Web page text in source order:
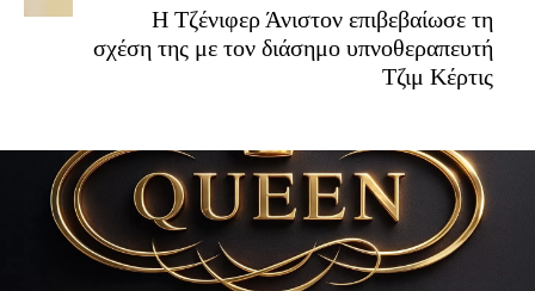
Η Τζένιφερ Άνιστον επιβεβαίωσε τη
σχέση της με τον διάσημο υπνοθεραπευτή
Τζιμ Κέρτις